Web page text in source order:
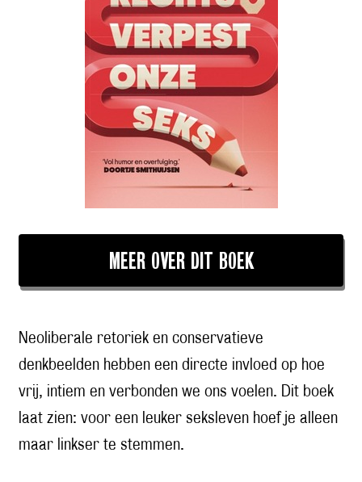
MEER OVER DIT BOEK
Neoliberale retoriek en conservatieve
denkbeelden hebben een directe invloed op hoe
vrij, intiem en verbonden we ons voelen. Dit boek
laat zien: voor een leuker seksleven hoef je alleen
maar linkser te stemmen.